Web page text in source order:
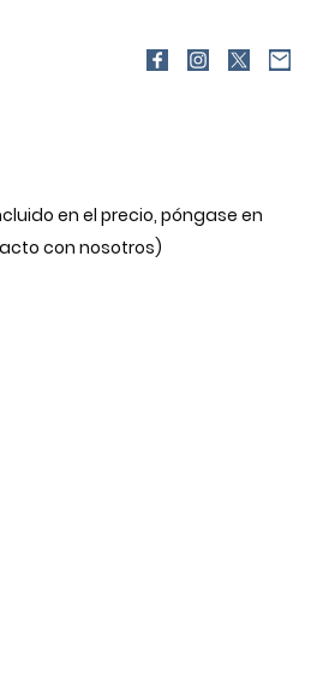
en el precio, póngase en
con nosotros)